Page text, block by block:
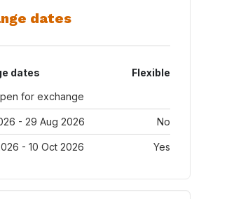
dates
dates
Flexible
for exchange
- 29 Aug 2026 No
- 10 Oct 2026 Yes